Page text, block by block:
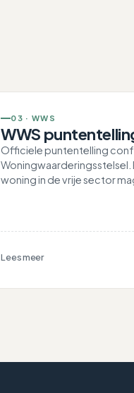
03 · WWS
WWS
Officiele puntentelling
woning in de vrije sector
Lees meer